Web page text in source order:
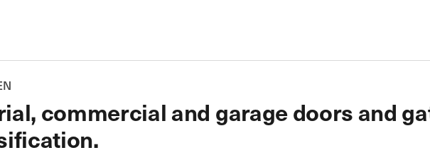
commercial and garage doors and